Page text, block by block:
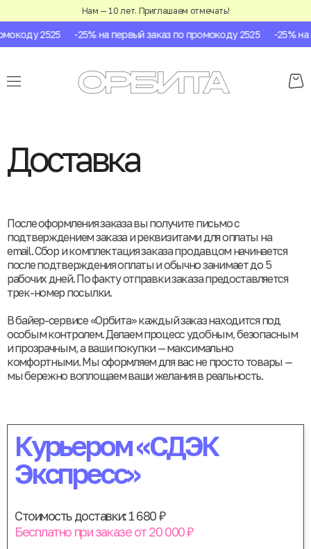
Нам — 10 лет. Приглашаем отмечать!
2525 -25% на первый заказ по промокоду 2525 -25% на
Доставка
После оформления заказа вы получите письмо с
подтверждением заказа и реквизитами для оплаты на
email. Сбор и комплектация заказа продавцом начинается
после подтверждения оплаты и обычно занимает до 5
рабочих дней. По факту отправки заказа предоставляется
трек-номер посылки.
В байер-сервисе «Орбита» каждый заказ находится под
особым контролем. Делаем процесс удобным, безопасным
и прозрачным, а ваши покупки — максимально
комфортными. Мы оформляем для вас не просто товары —
мы бережно воплощаем ваши желания в реальность.
Курьером «СДЭК
Экспресс»
Стоимость доставки: 1 680 ₽
Бесплатно при заказе от 20 000 ₽